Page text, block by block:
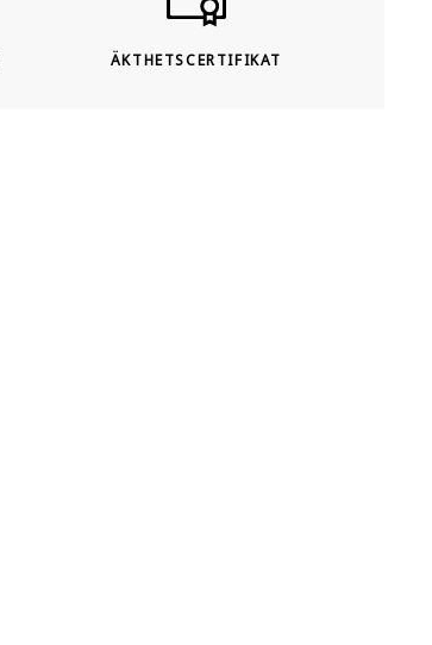
ÄKTHETSCERTIFIKAT